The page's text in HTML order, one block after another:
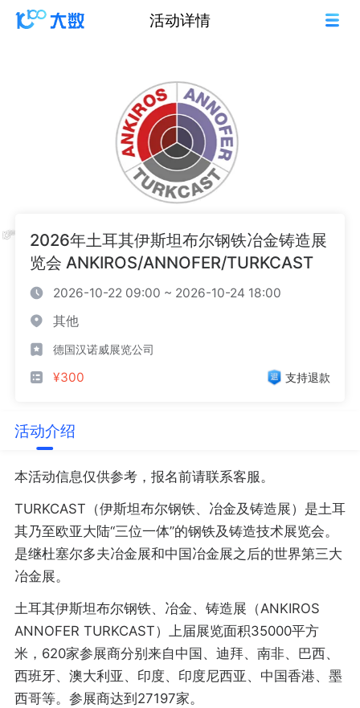
活动详情
2026年土耳其伊斯坦布尔钢铁冶金铸造展
览会 ANKIROS/ANNOFER/TURKCAST
2026-10-22 09:00 ~ 2026-10-24 18:00
其他
德国汉诺威展览公司
¥300 支持退款
活动介绍
本活动信息仅供参考，报名前请联系客服。
TURKCAST（伊斯坦布尔钢铁、冶金及铸造展）是土耳
其乃至欧亚大陆“三位一体”的钢铁及铸造技术展览会。
是继杜塞尔多夫冶金展和中国冶金展之后的世界第三大
冶金展。
土耳其伊斯坦布尔钢铁、冶金、铸造展（ANKIROS
ANNOFER TURKCAST）上届展览面积35000平方
米，620家参展商分别来自中国、迪拜、南非、巴西、
西班牙、澳大利亚、印度、印度尼西亚、中国香港、墨
西哥等。参展商达到27197家。